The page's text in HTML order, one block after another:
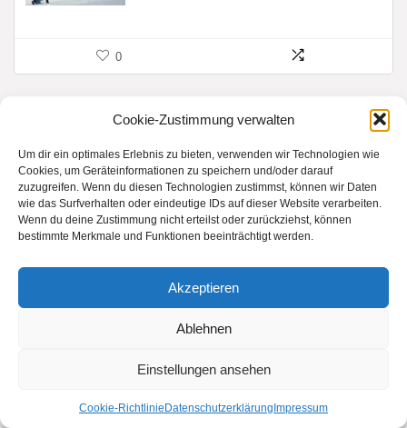
Cookie-Zustimmung verwalten
Um dir ein optimales Erlebnis zu bieten, verwenden wir Technologien wie
Cookies, um Geräteinformationen zu speichern und/oder darauf
zuzugreifen. Wenn du diesen Technologien zustimmst, können wir Daten
wie das Surfverhalten oder eindeutige IDs auf dieser Website verarbeiten.
Wenn du deine Zustimmung nicht erteilst oder zurückziehst, können
bestimmte Merkmale und Funktionen beeinträchtigt werden.
Akzeptieren
Ablehnen
Einstellungen ansehen
Cookie-Richtlinie Datenschutzerklärung Impressum
0
98,86€
Categories:Bio Hotel,Nachhaltige Unterkunft,Tirol
Add to wishlist Add to compare